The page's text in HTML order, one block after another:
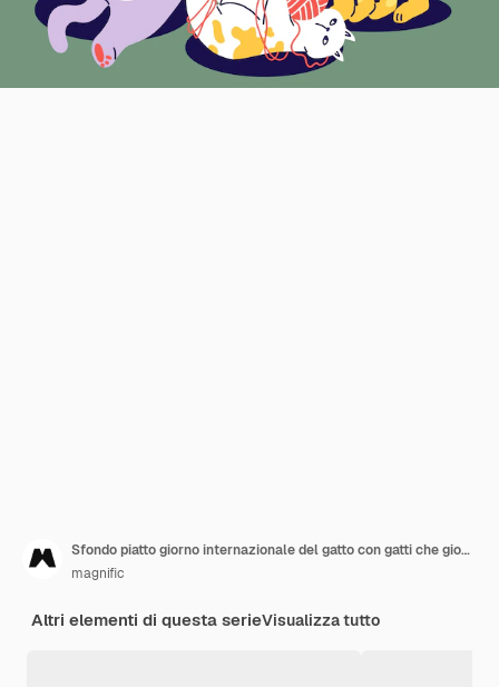
Sfondo piatto giorno internazionale del gatto con gatti che giocano
magnific
Altri elementi di questa serieVisualizza tutto